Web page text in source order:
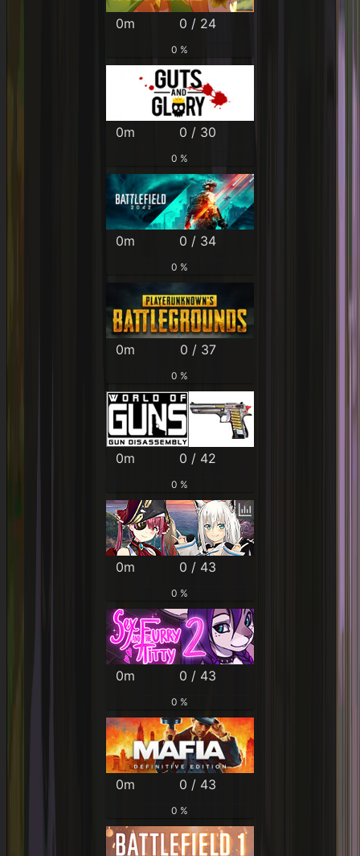
0m 0 / 24
0 %
0m 0 / 30
0 %
0m 0 / 34
0 %
0m 0 / 37
0 %
0m 0 / 42
0 %
0m 0 / 43
0 %
0m 0 / 43
0 %
0m 0 / 43
0 %